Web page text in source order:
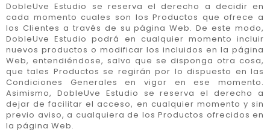
DobleUve Estudio se reserva el derecho a decidir en
cada momento cuales son los Productos que ofrece a
los Clientes a través de su página Web. De este modo,
DobleUve Estudio podrá en cualquier momento incluir
nuevos productos o modificar los incluidos en la página
Web, entendiéndose, salvo que se disponga otra cosa,
que tales Productos se regirán por lo dispuesto en las
Condiciones Generales en vigor en ese momento.
Asimismo, DobleUve Estudio se reserva el derecho a
dejar de facilitar el acceso, en cualquier momento y sin
previo aviso, a cualquiera de los Productos ofrecidos en
la página Web.